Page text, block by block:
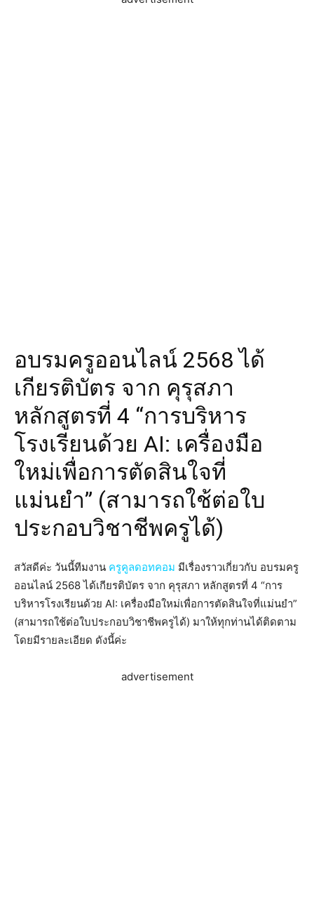
อบรมครูออนไลน์ 2568 ได้
เกียรติบัตร จาก คุรุสภา
หลักสูตรที่ 4 “การบริหาร
โรงเรียนด้วย AI: เครื่องมือ
ใหม่เพื่อการตัดสินใจที่
แม่นยำ” (สามารถใช้ต่อใบ
ประกอบวิชาชีพครูได้)
สวัสดีค่ะ วันนี้ทีมงาน ครูคูลดอทคอม มีเรื่องราวเกี่ยวกับ อบรมครู
ออนไลน์ 2568 ได้เกียรติบัตร จาก คุรุสภา หลักสูตรที่ 4 “การ
บริหารโรงเรียนด้วย AI: เครื่องมือใหม่เพื่อการตัดสินใจที่แม่นยำ”
(สามารถใช้ต่อใบประกอบวิชาชีพครูได้) มาให้ทุกท่านได้ติดตาม
โดยมีรายละเอียด ดังนี้ค่ะ
advertisement